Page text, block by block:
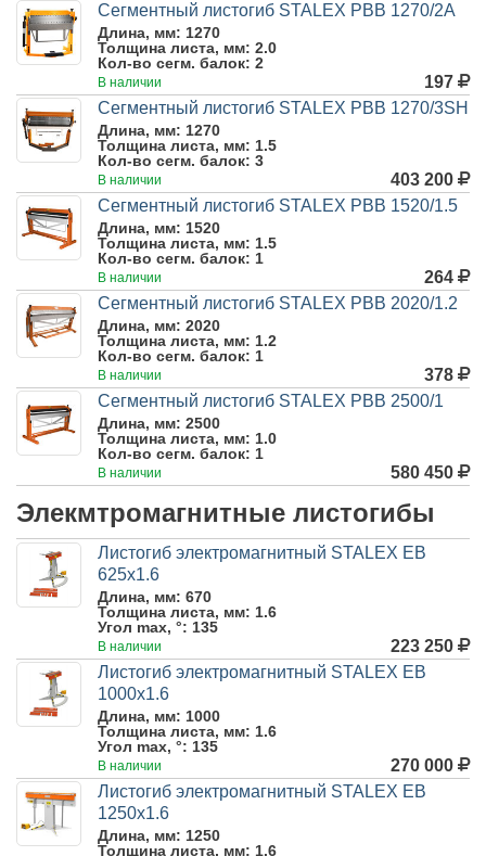
Сегментный листогиб STALEX PBB 1270/2A
Длина, мм: 1270
Толщина листа, мм: 2.0
Кол-во сегм. балок: 2
В наличии
197
Сегментный листогиб STALEX PBB 1270/3SH
Длина, мм: 1270
Толщина листа, мм: 1.5
Кол-во сегм. балок: 3
В наличии
403 200
Сегментный листогиб STALEX PBB 1520/1.5
Длина, мм: 1520
Толщина листа, мм: 1.5
Кол-во сегм. балок: 1
В наличии
264
Сегментный листогиб STALEX PBB 2020/1.2
Длина, мм: 2020
Толщина листа, мм: 1.2
Кол-во сегм. балок: 1
В наличии
378
Сегментный листогиб STALEX PBB 2500/1
Длина, мм: 2500
Толщина листа, мм: 1.0
Кол-во сегм. балок: 1
В наличии 580 450
Элекмтромагнитные листогибы
Листогиб электромагнитный STALEX EB
625x1.6
Длина, мм: 670
Толщина листа, мм: 1.6
Угол max, °: 135
В наличии
223 250
Листогиб электромагнитный STALEX EB
1000x1.6
Длина, мм: 1000
Толщина листа, мм: 1.6
Угол max, °: 135
В наличии
270 000
Листогиб электромагнитный STALEX EB
1250x1.6
Длина, мм: 1250
Толщина листа, мм: 1.6